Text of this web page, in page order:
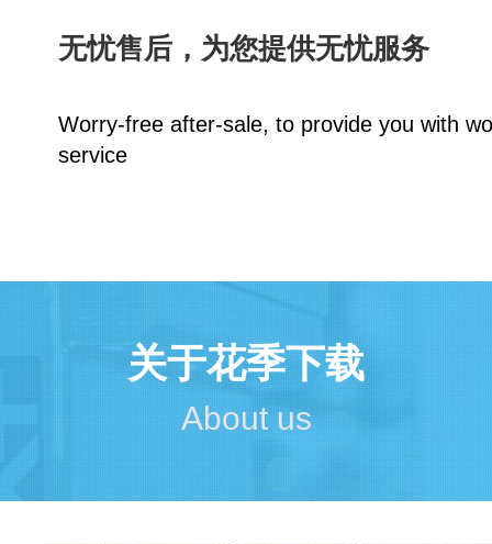
无忧售后，为您提供无忧服务
Worry-free after-sale, to provide you with
service
关于花季下载
About us